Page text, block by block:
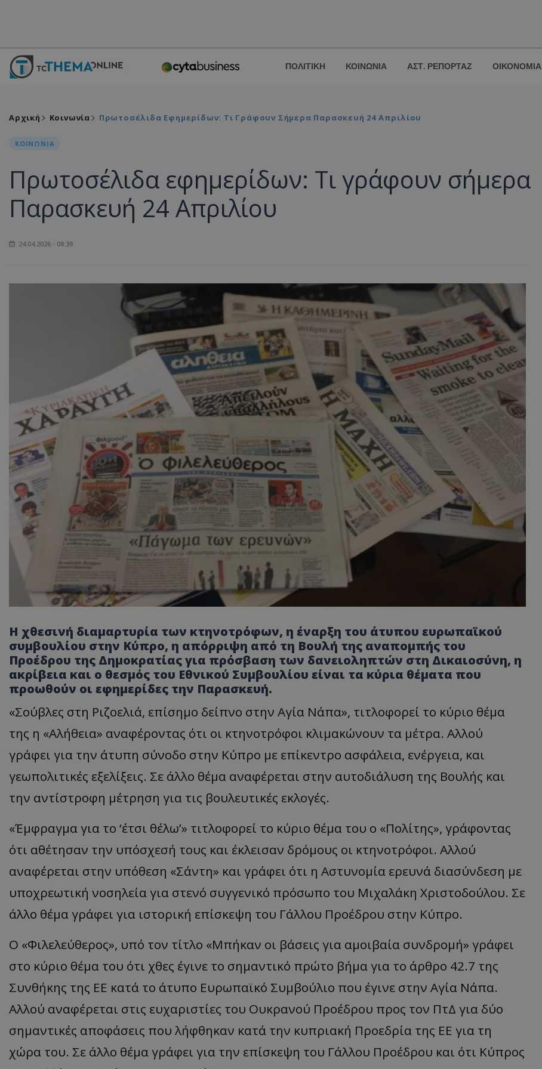
ΠΟΛΙΤΙΚΗ ΚΟΙΝΩΝΙΑ ΑΣΤ. ΡΕΠΟΡΤΑΖ ΟΙΚΟΝΟΜΙΑ
Αρχική Κοινωνία Πρωτοσέλιδα Εφημερίδων: Τι Γράφουν Σήμερα Παρασκευή 24 Απριλίου
ΚΟΙΝΩΝΙΑ
Πρωτοσέλιδα εφημερίδων: Τι γράφουν σήμερα
Παρασκευή 24 Απριλίου
24.04.2026 - 08:39
Η χθεσινή διαμαρτυρία των κτηνοτρόφων, η έναρξη του άτυπου ευρωπαϊκού
συμβουλίου στην Κύπρο, η απόρριψη από τη Βουλή της αναπομπής του
Προέδρου της Δημοκρατίας για πρόσβαση των δανειοληπτών στη Δικαιοσύνη, η
ακρίβεια και ο θεσμός του Εθνικού Συμβουλίου είναι τα κύρια θέματα που
προωθούν οι εφημερίδες την Παρασκευή.
«Σούβλες στη Ριζοελιά, επίσημο δείπνο στην Αγία Νάπα», τιτλοφορεί το κύριο θέμα
της η «Αλήθεια» αναφέροντας ότι οι κτηνοτρόφοι κλιμακώνουν τα μέτρα. Αλλού
γράφει για την άτυπη σύνοδο στην Κύπρο με επίκεντρο ασφάλεια, ενέργεια, και
γεωπολιτικές εξελίξεις. Σε άλλο θέμα αναφέρεται στην αυτοδιάλυση της Βουλής και
την αντίστροφη μέτρηση για τις βουλευτικές εκλογές.
«Έμφραγμα για το ‘έτσι θέλω’» τιτλοφορεί το κύριο θέμα του ο «Πολίτης», γράφοντας
ότι αθέτησαν την υπόσχεσή τους και έκλεισαν δρόμους οι κτηνοτρόφοι. Αλλού
αναφέρεται στην υπόθεση «Σάντη» και γράφει ότι η Αστυνομία ερευνά διασύνδεση με
υποχρεωτική νοσηλεία για στενό συγγενικό πρόσωπο του Μιχαλάκη Χριστοδούλου. Σε
άλλο θέμα γράφει για ιστορική επίσκεψη του Γάλλου Προέδρου στην Κύπρο.
Ο «Φιλελεύθερος», υπό τον τίτλο «Μπήκαν οι βάσεις για αμοιβαία συνδρομή» γράφει
στο κύριο θέμα του ότι χθες έγινε το σημαντικό πρώτο βήμα για το άρθρο 42.7 της
Συνθήκης της ΕΕ κατά το άτυπο Ευρωπαϊκό Συμβούλιο που έγινε στην Αγία Νάπα.
Αλλού αναφέρεται στις ευχαριστίες του Ουκρανού Προέδρου προς τον ΠτΔ για δύο
σημαντικές αποφάσεις που λήφθηκαν κατά την κυπριακή Προεδρία της ΕΕ για τη
χώρα του. Σε άλλο θέμα γράφει για την επίσκεψη του Γάλλου Προέδρου και ότι Κύπρος